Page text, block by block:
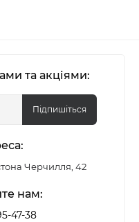
та акціями:
Підпишіться
Черчилля, 42
нам:
47-38